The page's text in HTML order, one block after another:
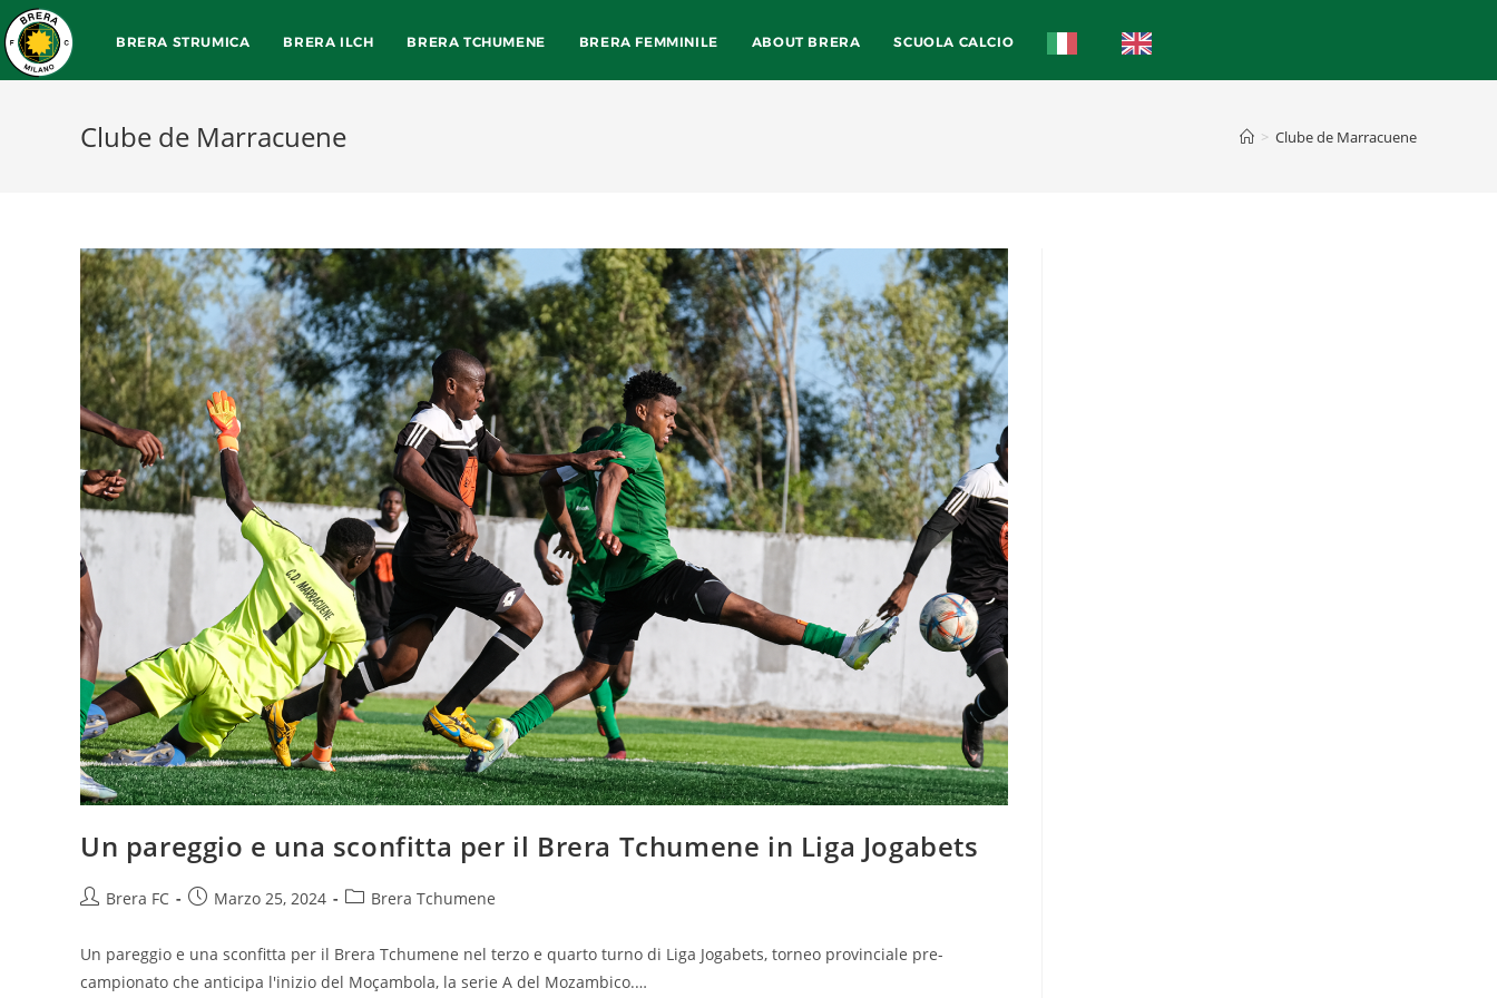
BRERA STRUMICA BRERA ILCH BRERA TCHUMENE BRERA FEMMINILE ABOUT BRERA SCUOLA CALCIO
Clube de Marracuene > Clube de Marracuene
Un pareggio e una sconfitta per il Brera Tchumene in Liga Jogabets
Brera FC Marzo 25, 2024 Brera Tchumene
Un pareggio e una sconfitta per il Brera Tchumene nel terzo e quarto turno di Liga Jogabets, torneo provinciale pre-
campionato che anticipa l'inizio del Moçambola, la serie A del Mozambico.…